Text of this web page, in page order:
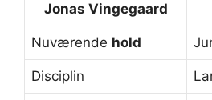
Jonas Vingegaard
Nuværende hold
Disciplin